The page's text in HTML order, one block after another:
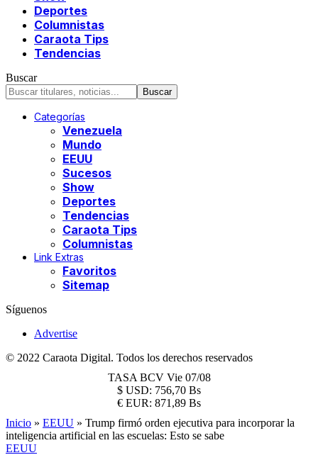
Deportes
Columnistas
Caraota Tips
Tendencias
Buscar
Categorías
Venezuela
Mundo
EEUU
Sucesos
Show
Deportes
Tendencias
Caraota Tips
Columnistas
Link Extras
Favoritos
Sitemap
Síguenos
Advertise
© 2022 Caraota Digital. Todos los derechos reservados
TASA BCV Vie 07/08
$ USD: 756,70 Bs
€ EUR: 871,89 Bs
Inicio » EEUU » Trump firmó orden ejecutiva para incorporar la
inteligencia artificial en las escuelas: Esto se sabe
EEUU